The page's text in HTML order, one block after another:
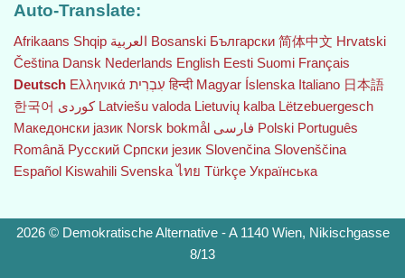
Auto-Translate:
Afrikaans Shqip العربية Bosanski Български 简体中文 Hrvatski
Čeština‎ Dansk Nederlands English Eesti Suomi Français
Deutsch Ελληνικά עִבְרִית हिन्दी Magyar Íslenska Italiano 日本語
한국어
Latviešu valoda Lietuvių kalba Lëtzebuergesch
Македонски јазик Norsk bokmål فارسی Polski Português
Română Русский Српски језик Slovenčina Slovenščina
Español Kiswahili Svenska ไทย Türkçe Українська
2026 © Demokratische Alternative - A 1140 Wien, Nikischgasse
8/13